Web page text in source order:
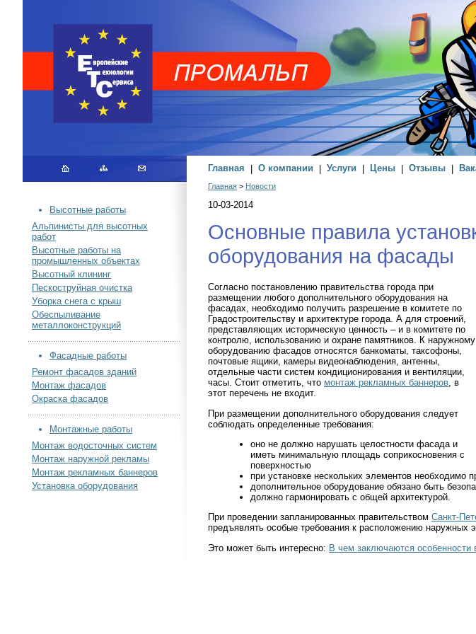
Главная О компании Услуги Цены Отзывы
Высотные работы
Альпинисты для высотных
работ
Высотные работы на
промышленных объектах
Высотный клининг
Пескоструйная очистка
Уборка снега с крыш
Обеспыливание
металлоконструкций
Фасадные работы
Ремонт фасадов зданий
Монтаж фасадов
Окраска фасадов
Монтажные работы
Монтаж водосточных систем
Монтаж наружной рекламы
Монтаж рекламных баннеров
Установка оборудования
Главная > Новости
10-03-2014
Основные правила
оборудования на фасады
Согласно постановлению правительства города при
размещении любого дополнительного оборудования на
фасадах, необходимо получить разрешение в комитете по
Градостроительству и архитектуре города. А для строений,
представляющих историческую ценность – и в комитете по
контролю, использованию и охране памятников. К наружному
оборудованию фасадов относятся банкоматы, таксофоны,
почтовые ящики, камеры видеонаблюдения, антенны,
отдельные части систем кондиционирования и вентиляции,
часы. Стоит отметить, что монтаж рекламных баннеров, в
этот перечень не входит.
При размещении дополнительного оборудования следует
соблюдать определенные требования:
оно не должно нарушать целостности фасада и
иметь минимальную площадь соприкосновения с
поверхностью
при установке нескольких элементов необходимо
дополнительное оборудование обязано быть
должно гармонировать с общей архитектурой.
При проведении запланированных правительством Санкт-
предъявлять особые требования к расположению наружных
Это может быть интересно: В чем заключаются